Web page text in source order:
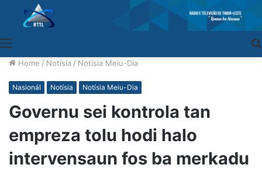
Home / Notísia / Notísia Meiu-Dia
Nasionál Notísia Notísia Meiu-Dia
Governu sei kontrola tan
empreza tolu hodi halo
intervensaun fos ba merkadu